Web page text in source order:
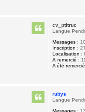
cv_ptitruc
Langue
Messages :
Inscription :
Localisation :
A remercié :
A été
rubys
Langue
Messages :